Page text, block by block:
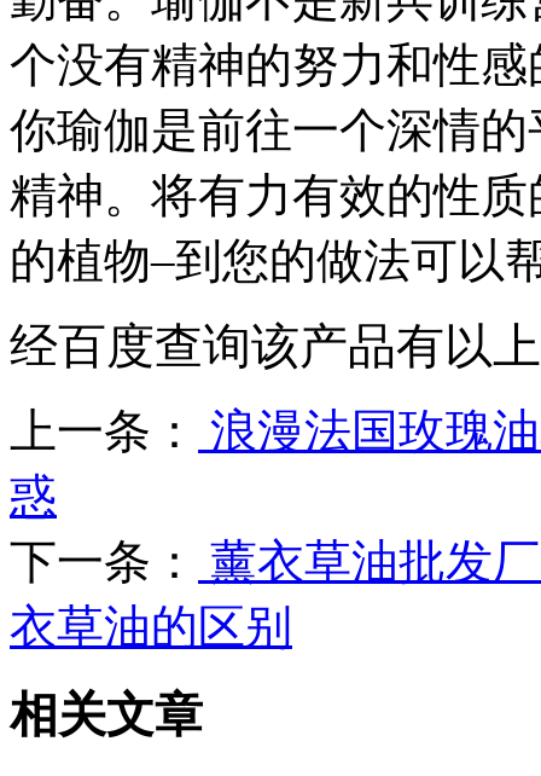
个没有精神的努力和性
你瑜伽是前往一个深情
精神。将有力有效的性
的植物–到您的做法可以
经百度查询该产品有以
上一条：
浪漫法国玫瑰
惑
下一条：
薰衣草油批发
衣草油的区别
相关文章